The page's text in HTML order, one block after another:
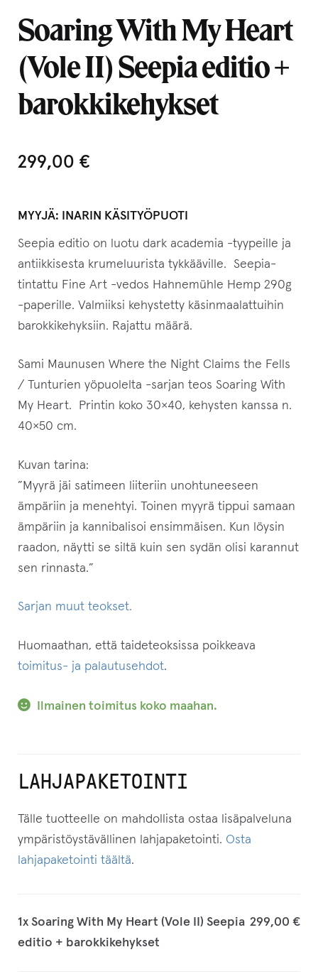
Soaring With My Heart
(Vole II) Seepia editio +
barokkikehykset
299,00 €
MYYJÄ: INARIN KÄSITYÖPUOTI
Seepia editio on luotu dark academia -tyypeille ja
antiikkisesta krumeluurista tykkääville. Seepia-
tintattu Fine Art -vedos Hahnemühle Hemp 290g
-paperille. Valmiiksi kehystetty käsinmaalattuihin
barokkikehyksiin. Rajattu määrä.
Sami Maunusen Where the Night Claims the Fells
/ Tunturien yöpuolelta -sarjan teos Soaring With
My Heart. Printin koko 30×40, kehysten kanssa n.
40×50 cm.
Kuvan tarina:
”Myyrä jäi satimeen liiteriin unohtuneeseen
ämpäriin ja menehtyi. Toinen myyrä tippui samaan
ämpäriin ja kannibalisoi ensimmäisen. Kun löysin
raadon, näytti se siltä kuin sen sydän olisi karannut
sen rinnasta.”
Sarjan muut teokset.
Huomaathan, että taideteoksissa poikkeava
toimitus- ja palautusehdot.
Ilmainen toimitus koko maahan.
LAHJAPAKETOINTI
Tälle tuotteelle on mahdollista ostaa lisäpalveluna
ympäristöystävällinen lahjapaketointi. Osta
lahjapaketointi täältä.
1xSoaring With My Heart (Vole II) Seepia
editio + barokkikehykset
299,00 €